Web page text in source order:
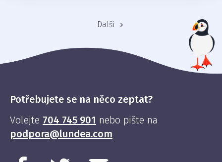
Další
Potřebujete se na něco zeptat?
Volejte 704 745 901 nebo pište na
podpora@lundea.com